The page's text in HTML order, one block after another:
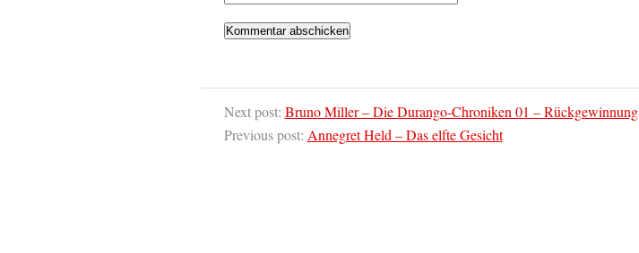
Next post: Bruno Miller – Die Durango-Chroniken 01 – Rückgewinnung
Previous post: Annegret Held – Das elfte Gesicht